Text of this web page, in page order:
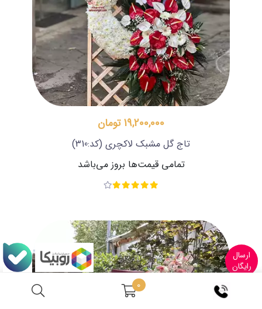
0
19,200,000 تومان
تاج گل مشبک لاکچری (کد:310)
تمامی قیمت‌ها بروز می‌باشد
ارسال
رایگان